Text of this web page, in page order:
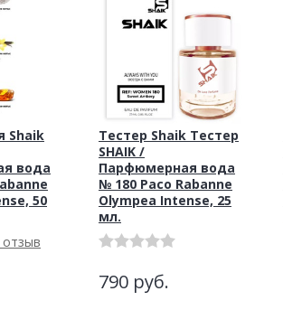
Shaik
вода
50
отзыв
Тестер Shaik Тестер
SHAIK /
Парфюмерная вода
№ 180 Paco Rabanne
Olympea Intense, 25
мл.
790 руб.